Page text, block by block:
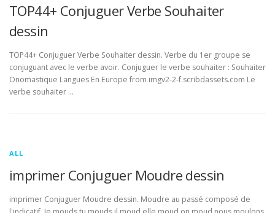
TOP44+ Conjuguer Verbe Souhaiter
dessin
TOP44+ Conjuguer Verbe Souhaiter dessin. Verbe du 1er groupe se
conjuguant avec le verbe avoir. Conjuguer le verbe souhaiter : Souhaiter
Onomastique Langues En Europe from imgv2-2-f.scribdassets.com Le
verbe souhaiter …
ALL
imprimer Conjuguer Moudre dessin
imprimer Conjuguer Moudre dessin. Moudre au passé composé de